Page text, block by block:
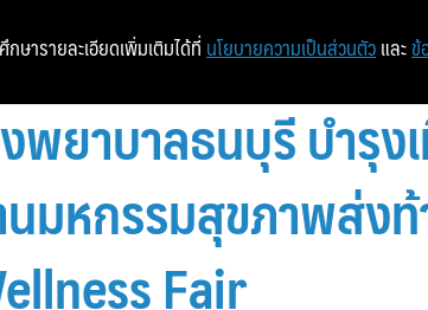
หน้าแ
พยาบาลธนบุรี บำรุ
มหกรรมสุขภาพส่ง
Fair
ษารายละเอียดเพิ่มเติมได้ที่ นโยบายความเป็นส่วนตัว และ ข้